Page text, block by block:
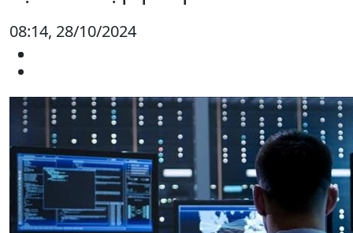
08:14, 28/10/2024